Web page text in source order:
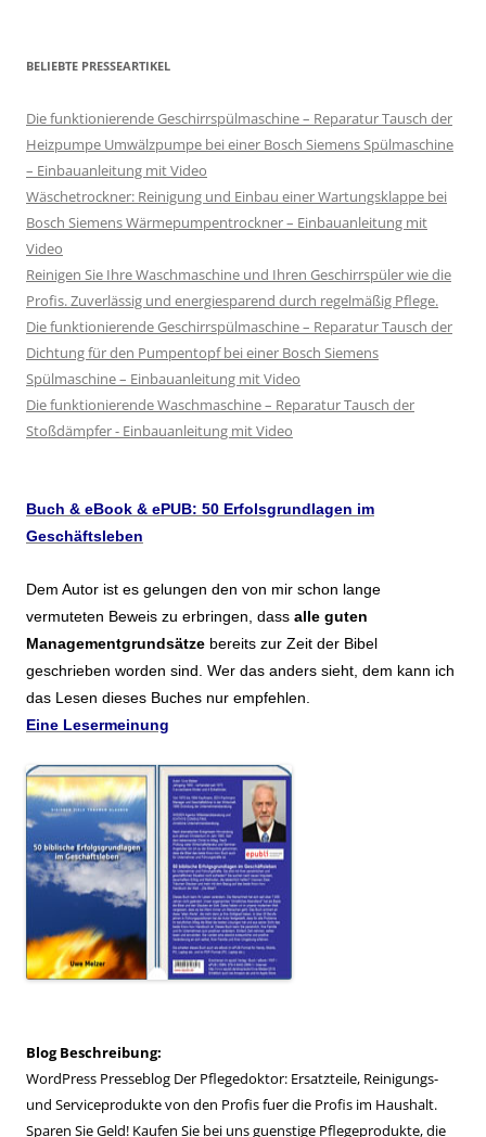
BELIEBTE PRESSEARTIKEL
Die funktionierende Geschirrspülmaschine – Reparatur Tausch der
Heizpumpe Umwälzpumpe bei einer Bosch Siemens Spülmaschine
– Einbauanleitung mit Video
Wäschetrockner: Reinigung und Einbau einer Wartungsklappe bei
Bosch Siemens Wärmepumpentrockner – Einbauanleitung mit
Video
Reinigen Sie Ihre Waschmaschine und Ihren Geschirrspüler wie die
Profis. Zuverlässig und energiesparend durch regelmäßig Pflege.
Die funktionierende Geschirrspülmaschine – Reparatur Tausch der
Dichtung für den Pumpentopf bei einer Bosch Siemens
Spülmaschine – Einbauanleitung mit Video
Die funktionierende Waschmaschine – Reparatur Tausch der
Stoßdämpfer - Einbauanleitung mit Video
Buch & eBook & ePUB: 50 Erfolsgrundlagen im
Geschäftsleben
Dem Autor ist es gelungen den von mir schon lange
vermuteten Beweis zu erbringen, dass alle guten
Managementgrundsätze bereits zur Zeit der Bibel
geschrieben worden sind. Wer das anders sieht, dem kann ich
das Lesen dieses Buches nur empfehlen.
Eine Lesermeinung
Blog Beschreibung:
WordPress Presseblog Der Pflegedoktor: Ersatzteile, Reinigungs-
und Serviceprodukte von den Profis fuer die Profis im Haushalt.
Sparen Sie Geld! Kaufen Sie bei uns guenstige Pflegeprodukte, die